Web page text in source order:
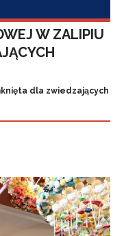
W ZALIPIU
dla zwiedzających